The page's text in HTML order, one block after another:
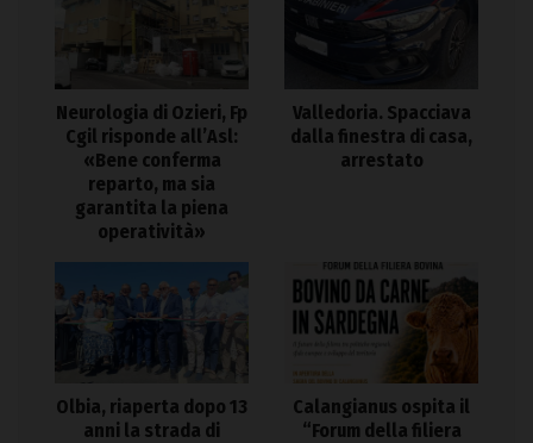
Neurologia di Ozieri, Fp
Cgil risponde all’Asl:
«Bene conferma
reparto, ma sia
garantita la piena
operatività»
Valledoria. Spacciava
dalla finestra di casa,
arrestato
Olbia, riaperta dopo 13
anni la strada di
Calangianus ospita il
“Forum della filiera